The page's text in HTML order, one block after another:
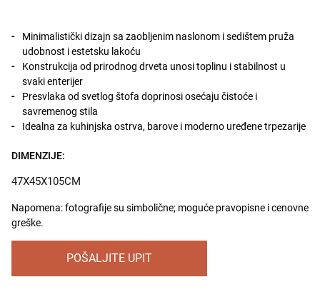
Minimalistički dizajn sa zaobljenim naslonom i sedištem pruža
udobnost i estetsku lakoću
Konstrukcija od prirodnog drveta unosi toplinu i stabilnost u
svaki enterijer
Presvlaka od svetlog štofa doprinosi osećaju čistoće i
savremenog stila
Idealna za kuhinjska ostrva, barove i moderno uređene trpezarije
DIMENZIJE:
47X45X105CM
Napomena: fotografije su simbolične; moguće pravopisne i cenovne
greške.
POŠALJITE UPIT